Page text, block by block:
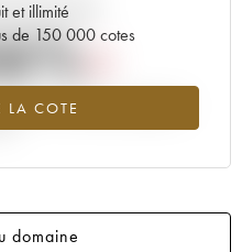
et illimité
de 150 000 cotes
LA COTE
de la cote
2021 en 2026 par rapport à
domaine